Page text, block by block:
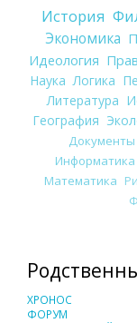
История
Экономика
Идеология
Наука Логика
Литература
География
Документы
Информатика
Математика
ХРОНОС
ФОРУМ